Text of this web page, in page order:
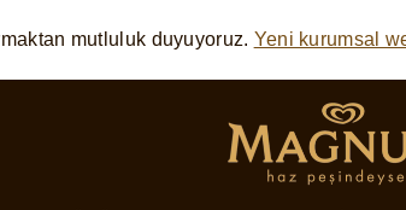
SEARCH
mutluluk duyuyoruz. Yeni kurumsal